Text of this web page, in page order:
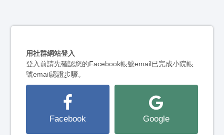
用社群網站登入
登入前請先確認您的Facebook帳號email已完成小院帳
號email認證步驟。
Facebook Google